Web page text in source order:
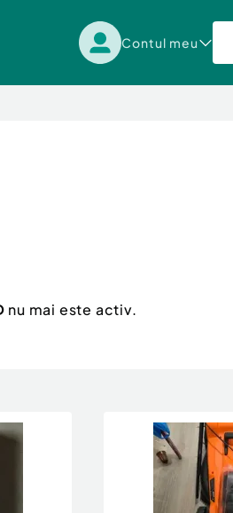
Contul meu
nu mai este activ.